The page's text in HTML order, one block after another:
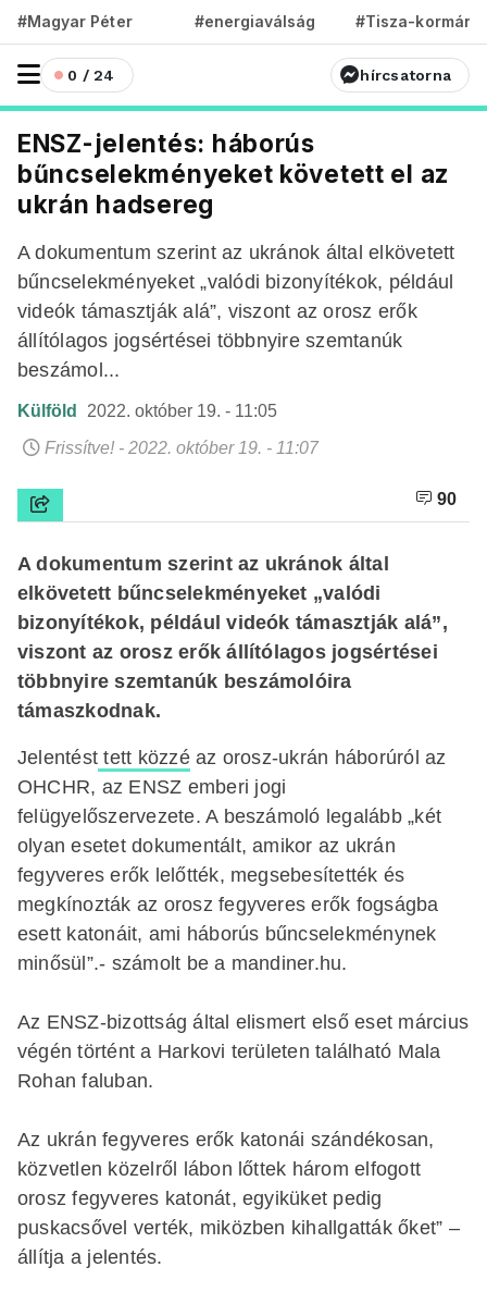
#Magyar Péter #energiaválság #Tisza-kormány
0 / 24 hírcsatorna
ENSZ-jelentés: háborús
bűncselekményeket követett el az
ukrán hadsereg
A dokumentum szerint az ukránok által elkövetett
bűncselekményeket „valódi bizonyítékok, például
videók támasztják alá”, viszont az orosz erők
állítólagos jogsértései többnyire szemtanúk
beszámol...
Külföld
2022. október 19. - 11:05
Frissítve! - 2022. október 19. - 11:07
90
A dokumentum szerint az ukránok által
elkövetett bűncselekményeket „valódi
bizonyítékok, például videók támasztják alá”,
viszont az orosz erők állítólagos jogsértései
többnyire szemtanúk beszámolóira
támaszkodnak.
Jelentést tett közzéaz orosz-ukrán háborúról az
OHCHR, az ENSZ emberi jogi
felügyelőszervezete. A beszámoló legalább „két
olyan esetet dokumentált, amikor az ukrán
fegyveres erők lelőtték, megsebesítették és
megkínozták az orosz fegyveres erők fogságba
esett katonáit, ami háborús bűncselekménynek
minősül”.- számolt be a mandiner.hu.
Az ENSZ-bizottság által elismert első eset március
végén történt a Harkovi területen található Mala
Rohan faluban.
Az ukrán fegyveres erők katonái szándékosan,
közvetlen közelről lábon lőttek három elfogott
orosz fegyveres katonát, egyiküket pedig
puskacsővel verték, miközben kihallgatták őket” –
állítja a jelentés.